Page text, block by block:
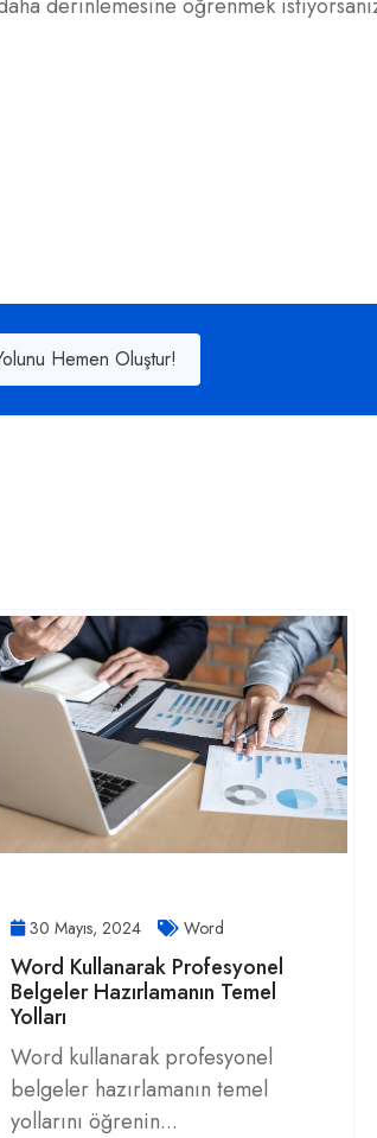
Hemen Oluştur!
30 Mayıs, 2024 Word
Word Kullanarak Profesyonel
Belgeler Hazırlamanın Temel
Yolları
Word kullanarak profesyonel
belgeler hazırlamanın temel
yollarını öğrenin...